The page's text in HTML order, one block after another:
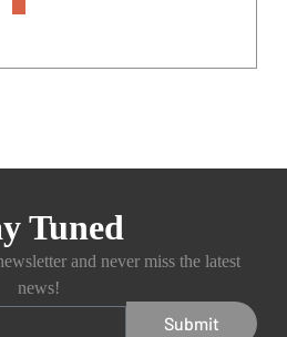
Tuned
and never miss the latest
news!
Submit